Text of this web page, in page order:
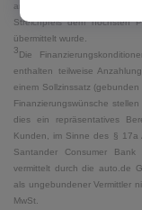
an auto.de übermittelten
Streichpreis dem höchsten
übermittelt wurde.
3Die
enthalten teilweise
einem Sollzinssatz
Finanzierungswünsche
dies ein repräsentatives
Kunden, im Sinne des § 17a
Santander Consumer
vermittelt durch die auto.de
als ungebundener Vermittler
MwSt.